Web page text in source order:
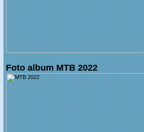
Foto album MTB 2022